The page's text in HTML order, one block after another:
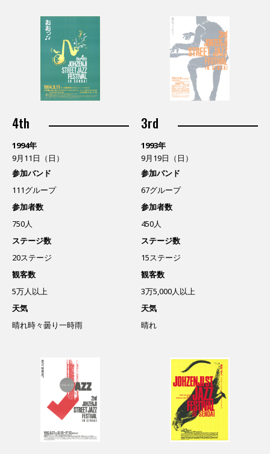
4th
1994年
9月11日（日）
参加バンド
111グループ
参加者数
750人
ステージ数
20ステージ
観客数
5万人以上
天気
晴れ時々曇り一時雨
3rd
1993年
9月19日（日）
参加バンド
67グループ
参加者数
450人
ステージ数
15ステージ
観客数
3万5,000人以上
天気
晴れ